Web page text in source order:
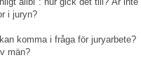
i juryn?
komma i fråga för juryarbete?
män?